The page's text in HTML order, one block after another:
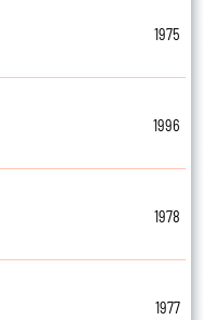
1975
1996
1978
1977